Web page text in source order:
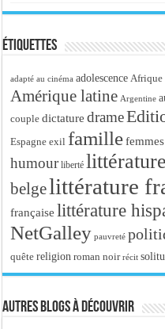
Étiquettes
adapté au cinéma adolescence Afrique
Amérique latine Argentine
couple dictature drame
Espagne exil famille femmes
humour liberté
belgelittérature
française littérature
NetGalley pauvreté
quête religion roman noir récit
Autres blogs à découvrir